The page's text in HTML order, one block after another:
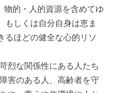
物的・人的資源を含めてゆ
もしくは自分自身は恵ま
るほどの健全な心的リソ
烈な関係性にある人たち
害のある人、高齢者を守